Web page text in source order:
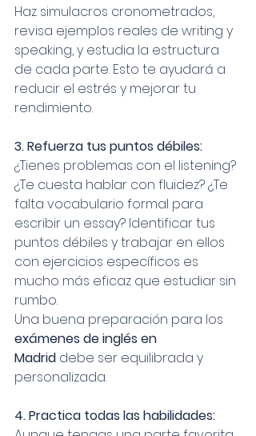
Haz simulacros cronometrados,
revisa ejemplos reales de writing y
speaking, y estudia la estructura
de cada parte. Esto te ayudará a
reducir el estrés y mejorar tu
rendimiento.
3. Refuerza tus puntos débiles:
¿Tienes problemas con el listening?
¿Te cuesta hablar con fluidez? ¿Te
falta vocabulario formal para
escribir un essay? Identificar tus
puntos débiles y trabajar en ellos
con ejercicios específicos es
mucho más eficaz que estudiar sin
rumbo.
Una buena preparación para los
exámenes de inglés en
Madrid debe ser equilibrada y
personalizada.
4. Practica todas las habilidades: